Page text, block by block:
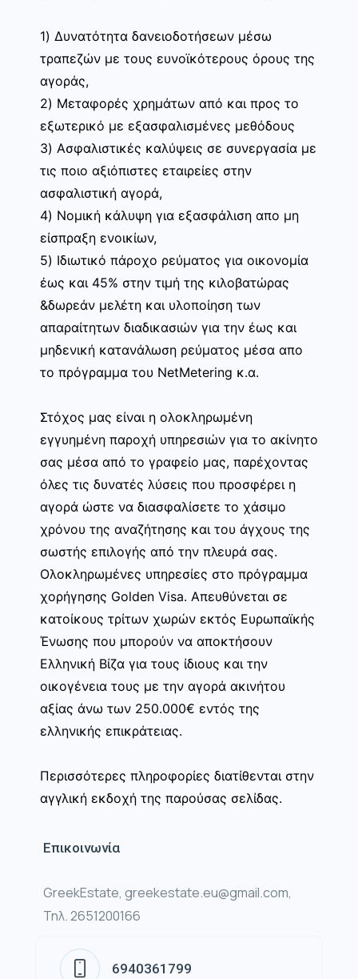
1) Δυνατότητα δανειοδοτήσεων μέσω
τραπεζών με τους ευνοϊκότερους όρους της
αγοράς,
2) Μεταφορές χρημάτων από και προς το
εξωτερικό με εξασφαλισμένες μεθόδους
3) Ασφαλιστικές καλύψεις σε συνεργασία με
τις ποιο αξιόπιστες εταιρείες στην
ασφαλιστική αγορά,
4) Νομική κάλυψη για εξασφάλιση απο μη
είσπραξη ενοικίων,
5) Ιδιωτικό πάροχο ρεύματος για οικονομία
έως και 45% στην τιμή της κιλοβατώρας
&δωρεάν μελέτη και υλοποίηση των
απαραίτητων διαδικασιών για την έως και
μηδενική κατανάλωση ρεύματος μέσα απο
το πρόγραμμα του NetMetering κ.α.
Στόχος μας είναι η ολοκληρωμένη
εγγυημένη παροχή υπηρεσιών για το ακίνητο
σας μέσα από το γραφείο μας, παρέχοντας
όλες τις δυνατές λύσεις που προσφέρει η
αγορά ώστε να διασφαλίσετε το χάσιμο
χρόνου της αναζήτησης και του άγχους της
σωστής επιλογής από την πλευρά σας.
Ολοκληρωμένες υπηρεσίες στο πρόγραμμα
χορήγησης Golden Visa. Απευθύνεται σε
κατοίκους τρίτων χωρών εκτός Ευρωπαϊκής
Ένωσης που μπορούν να αποκτήσουν
Ελληνική Βίζα για τους ίδιους και την
οικογένεια τους με την αγορά ακινήτου
αξίας άνω των 250.000€ εντός της
ελληνικής επικράτειας.
Περισσότερες πληροφορίες διατίθενται στην
αγγλική εκδοχή της παρούσας σελίδας.
Επικοινωνία
GreekEstate, greekestate.eu@gmail.com,
Τηλ. 2651200166
6940361799